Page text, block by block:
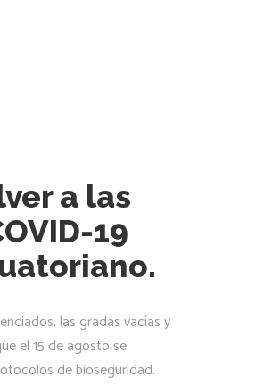
a las
19
las gradas vacías y
el 15 de agosto se
de bioseguridad.